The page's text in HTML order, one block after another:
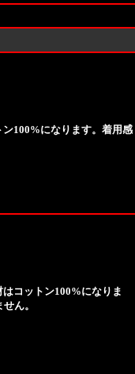
100%になります。着用感
コットン100%になりま
ん。